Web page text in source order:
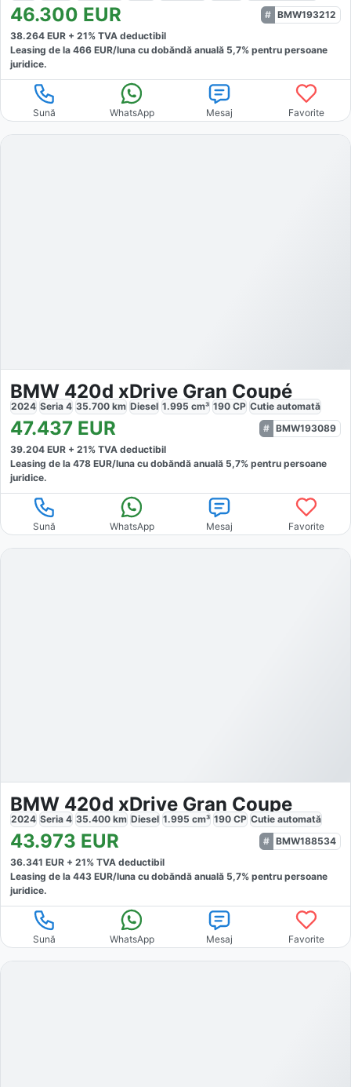
46.300 EUR
BMW193212
38.264 EUR + 21% TVA deductibil
Leasing de la 466 EUR/luna cu dobăndă anuală 5,7% pentru persoane
juridice.
Sună WhatsApp Mesaj Favorite
BMW 420d xDrive Gran Coupé
2024 Seria 4 35.700 km Diesel 1.995 cm³ 190 CP Cutie automată
47.437 EUR
BMW193089
39.204 EUR + 21% TVA deductibil
Leasing de la 478 EUR/luna cu dobăndă anuală 5,7% pentru persoane
juridice.
Sună WhatsApp Mesaj Favorite
BMW 420d xDrive Gran Coupe
2024 Seria 4 35.400 km Diesel 1.995 cm³ 190 CP Cutie automată
43.973 EUR
BMW188534
36.341 EUR + 21% TVA deductibil
Leasing de la 443 EUR/luna cu dobăndă anuală 5,7% pentru persoane
juridice.
Sună WhatsApp Mesaj Favorite